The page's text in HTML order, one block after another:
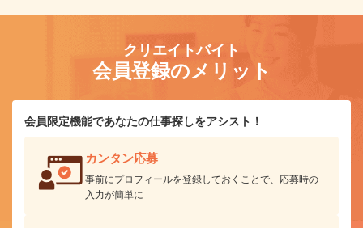
クリエイトバイト
会員登録のメリット
会員限定機能であなたの仕事探しをアシスト！
カンタン応募
事前にプロフィールを登録しておくことで、応募時の
入力が簡単に